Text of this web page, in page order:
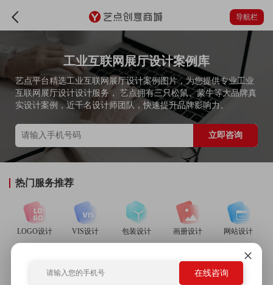
导航栏
工业互联网展厅设计案例库
艺点平台精选工业互联网展厅设计案例图片，为您提供专业工业
互联网展厅设计设计服务， 艺点拥有三只松鼠、蒙牛等大品牌真
实设计案例，近千名设计师团队，快速提升品牌影响力。
立即咨询
热门服务推荐
LOGO设计 VIS设计 包装设计 画册设计 网站设计
吉祥物设计 电商设计 展厅设计 品牌策划
在线咨询